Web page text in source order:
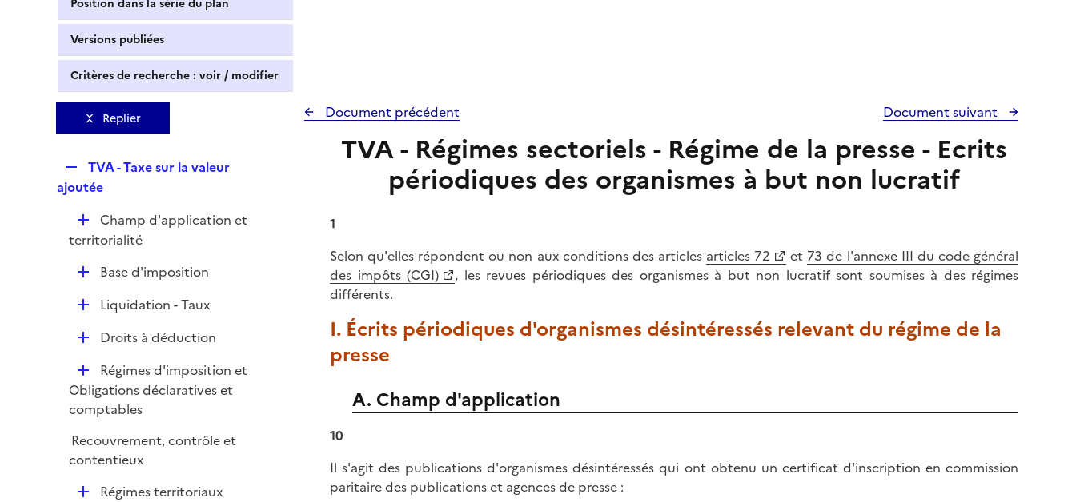
Position dans la série du plan
Versions publiées
Critères de recherche : voir / modifier
Replier
e
l
i
e
r
TVA - Taxe sur la valeur
ajoutée
D
é
Champ d'application et
territorialité
D
r
Base d'imposition
D
i
e
r
Liquidation - Taux
D
l
i
r
Droits à déduction
D
é
p
i
e
Régimes d'imposition et
Obligations déclaratives et
comptables
Recouvrement, contrôle et
contentieux
DRégimes territoriaux
Document précédent Document suivant
TVA - Régimes sectoriels - Régime de la presse - Ecrits
périodiques des organismes à but non lucratif
1
Selon qu'elles répondent ou non aux conditions des articles articles 72 et 73 de l'annexe III du code général
des impôts (CGI)
, les revues périodiques des organismes à but non lucratif sont soumises à des régimes
différents.
I. Écrits périodiques d'organismes désintéressés relevant du régime de la
presse
A. Champ d'application
10
Il s'agit des publications d'organismes désintéressés qui ont obtenu un certificat d'inscription en commission
paritaire des publications et agences de presse :